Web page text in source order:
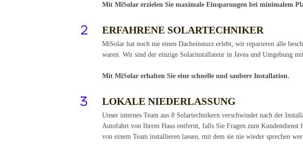
Mit MiSolar erzielen Sie maximale Einsparungen bei minimalem
ERFAHRENE SOLARTECHNIKER
MiSolar hat noch nie einen Dacheinsturz erlebt, wir reparieren alle
waren. Wir sind der einzige Solarinstallateur in Javea und Umgebung
Mit MiSolar erhalten Sie eine schnelle und saubere Installation.
LOKALE NIEDERLASSUNG
Unser internes Team aus 8 Solartechnikern verschwindet nach der
Autofahrt von Ihrem Haus entfernt, falls Sie Fragen zum Kundendienst
von einem Team installieren lassen, mit dem sie nie wieder sprechen